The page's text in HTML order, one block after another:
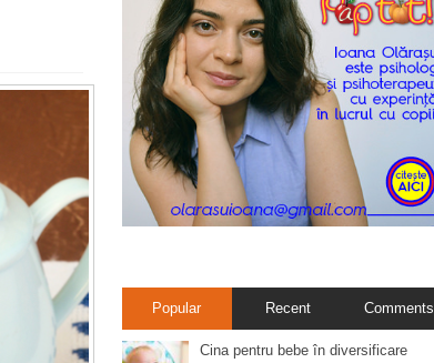
Popular Recent Comments
Cina pentru bebe în diversificare